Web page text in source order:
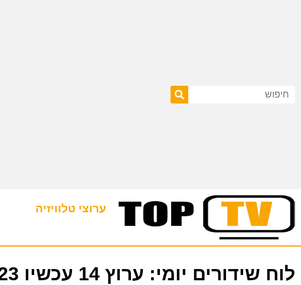
ערוצי טלוויזיה
לוח שידורים יומי: ערוץ 14 עכשיו 16-10-2023